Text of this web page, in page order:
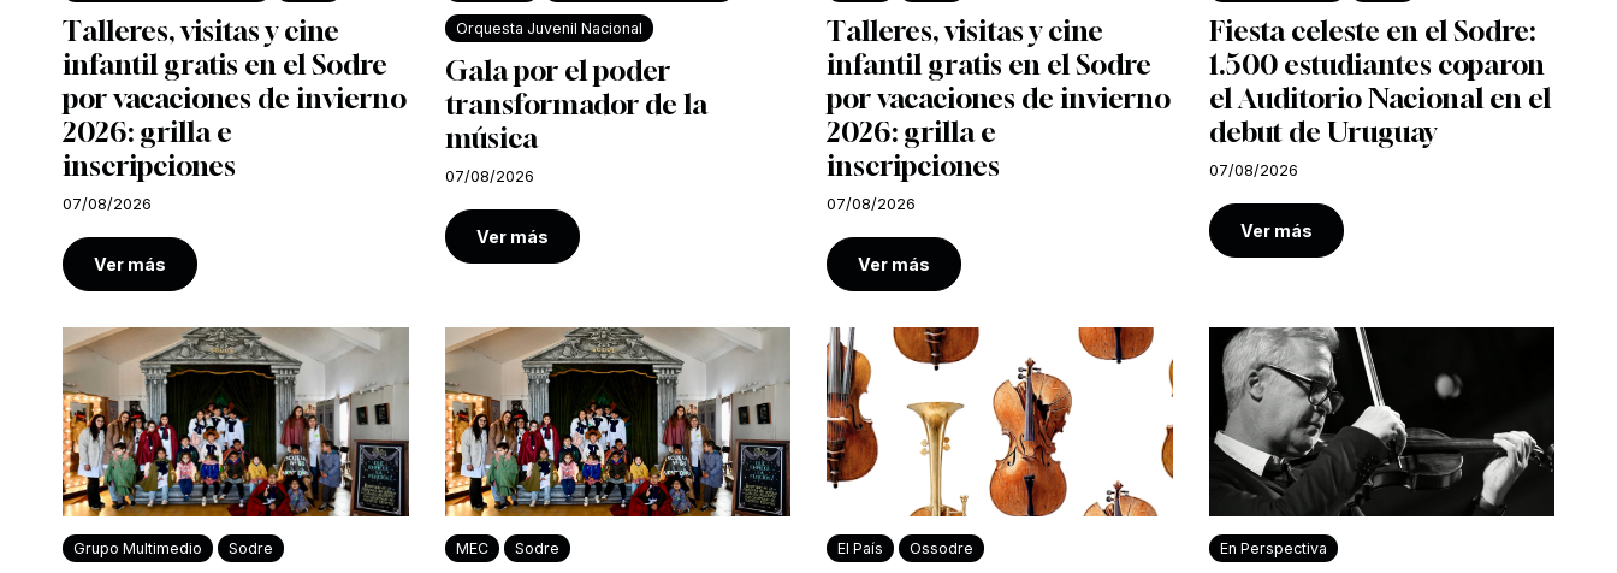
Talleres, visitas y cine
infantil gratis en el Sodre
por vacaciones de invierno
2026: grilla e
inscripciones
07/08/2026
Ver más
Orquesta Juvenil Nacional
Gala por el poder
transformador de la
música
07/08/2026
Ver más
Talleres, visitas y cine
infantil gratis en el Sodre
por vacaciones de invierno
2026: grilla e
inscripciones
07/08/2026
Ver más
Fiesta celeste en el Sodre:
1.500 estudiantes coparon
el Auditorio Nacional en el
debut de Uruguay
07/08/2026
Ver más
Grupo Multimedio Sodre MEC Sodre El País Ossodre En Perspectiva